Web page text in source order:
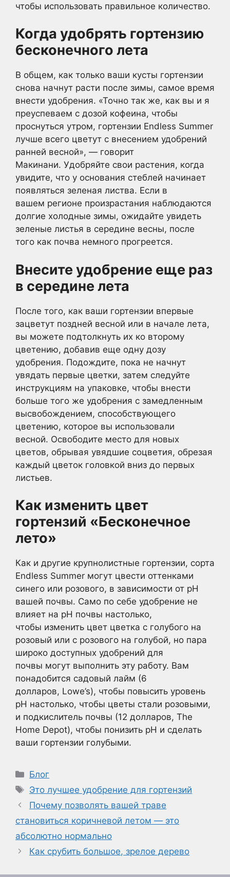
чтобы использовать правильное количество.
Когда удобрять гортензию
бесконечного лета
В общем, как только ваши кусты гортензии
снова начнут расти после зимы, самое время
внести удобрения. «Точно так же, как вы и я
преуспеваем с дозой кофеина, чтобы
проснуться утром, гортензии Endless Summer
лучше всего цветут с внесением удобрений
ранней весной», — говорит
Макинани. Удобряйте свои растения, когда
увидите, что у основания стеблей начинает
появляться зеленая листва. Если в
вашем регионе произрастания наблюдаются
долгие холодные зимы, ожидайте увидеть
зеленые листья в середине весны, после
того как почва немного прогреется.
Внесите удобрение еще раз
в середине лета
После того, как ваши гортензии впервые
зацветут поздней весной или в начале лета,
вы можете подтолкнуть их ко второму
цветению, добавив еще одну дозу
удобрения. Подождите, пока не начнут
увядать первые цветки, затем следуйте
инструкциям на упаковке, чтобы внести
больше того же удобрения с замедленным
высвобождением, способствующего
цветению, которое вы использовали
весной. Освободите место для новых
цветов, обрывая увядшие соцветия, обрезая
каждый цветок головкой вниз до первых
листьев.
Как изменить цвет
гортензий «Бесконечное
лето»
Как и другие крупнолистные гортензии, сорта
Endless Summer могут цвести оттенками
синего или розового, в зависимости от рН
вашей почвы. Само по себе удобрение не
влияет на рН почвы настолько,
чтобы изменить цвет цветка с голубого на
розовый или с розового на голубой, но пара
широко доступных удобрений для
почвы могут выполнить эту работу. Вам
понадобится садовый лайм (6
долларов, Lowe’s), чтобы повысить уровень
pH настолько, чтобы цветы стали розовыми,
и подкислитель почвы (12 долларов, The
Home Depot), чтобы понизить pH и сделать
ваши гортензии голубыми.
Рубрики
Блог
Метки
Это лучшее удобрение для гортензий
Почему позволять вашей траве
становиться коричневой летом — это
абсолютно нормально
Как срубить большое, зрелое дерево